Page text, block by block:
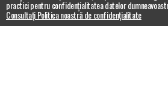
practici pentru confidențialitatea datelor
Consultați Politica noastră de confidențialitate